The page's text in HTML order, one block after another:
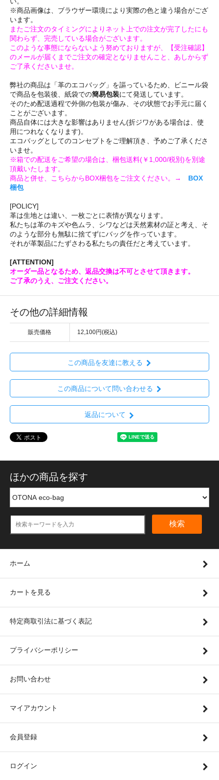
※商品画像は、ブラウザー環境により実際の色と違う場合がござ
います。
またご注文のタイミングによりネット上での注文が完了したにも
関わらず、完売している場合がございます。
このような事態にならないよう努めておりますが、【受注確認】
のメールが届くまでご注文の確定となりませんこと、あしからず
ご了承くださいませ。
弊社の商品は「革のエコバッグ」を謳っているため、ビニール袋
で商品を包装後、紙袋での簡易包装にて発送しています。
そのため配送過程で外側の包装が傷み、その状態でお手元に届く
ことがございます。
商品自体には大きな影響はありません(折ジワがある場合は、使
用につれなくなります)。
エコバッグとしてのコンセプトをご理解頂き、予めご了承くださ
いませ。
※箱での配送をご希望の場合は、梱包送料(￥1,000/税別)を別途
頂戴いたします。
商品と併せ、こちらからBOX梱包をご注文ください。→ BOX
梱包
[POLICY]
革は生地とは違い、一枚ごとに表情が異なります。
私たちは革のキズや色ムラ、シワなどは天然素材の証と考え、そ
のような部分も無駄に捨てずにバッグを作っています。
それが革製品にたずさわる私たちの責任だと考えています。
[ATTENTION]
オーダー品となるため、返品交換は不可とさせて頂きます。
ご了承のうえ、ご注文ください。
その他の詳細情報
販売価格 12,100円(税込)
この商品を友達に教える
この商品について問い合わせる
返品について
ほかの商品を探す
検索
ホーム
カートを見る
特定商取引法に基づく表記
プライバシーポリシー
お問い合わせ
マイアカウント
会員登録
ログイン